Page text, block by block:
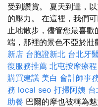
受到讚賞。 夏天到達，
的壓力。 在這裡，我們
止地散步，儘管您最喜歡
端，那裡的景色不亞於壯
新店 台胞證新北 台北牙
復服務推薦 北屯按摩療程
購買建議 美白 會計師事
務 local seo 打掃阿姨
助餐 巴爾的摩也被稱為